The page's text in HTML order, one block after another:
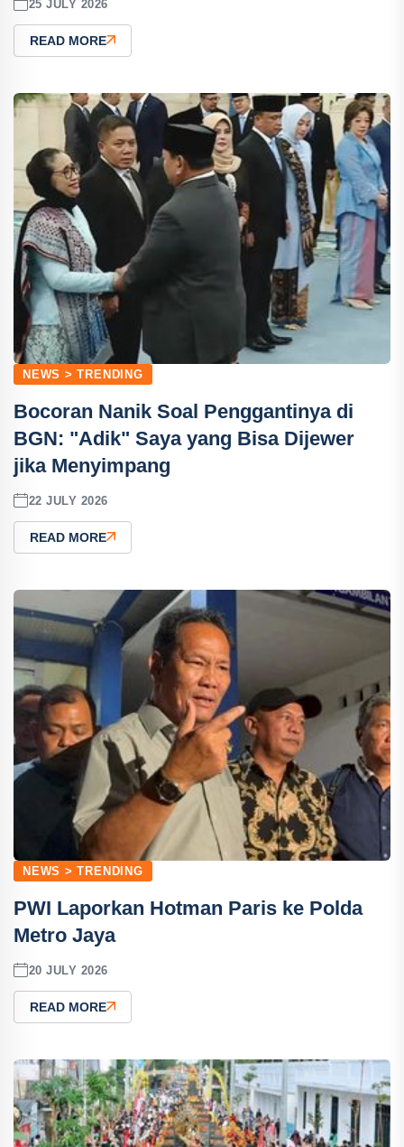
25 JULY 2026
READ MORE
NEWS > TRENDING
Bocoran Nanik Soal Penggantinya di
BGN: "Adik" Saya yang Bisa Dijewer
jika Menyimpang
22 JULY 2026
READ MORE
NEWS > TRENDING
PWI Laporkan Hotman Paris ke Polda
Metro Jaya
20 JULY 2026
READ MORE